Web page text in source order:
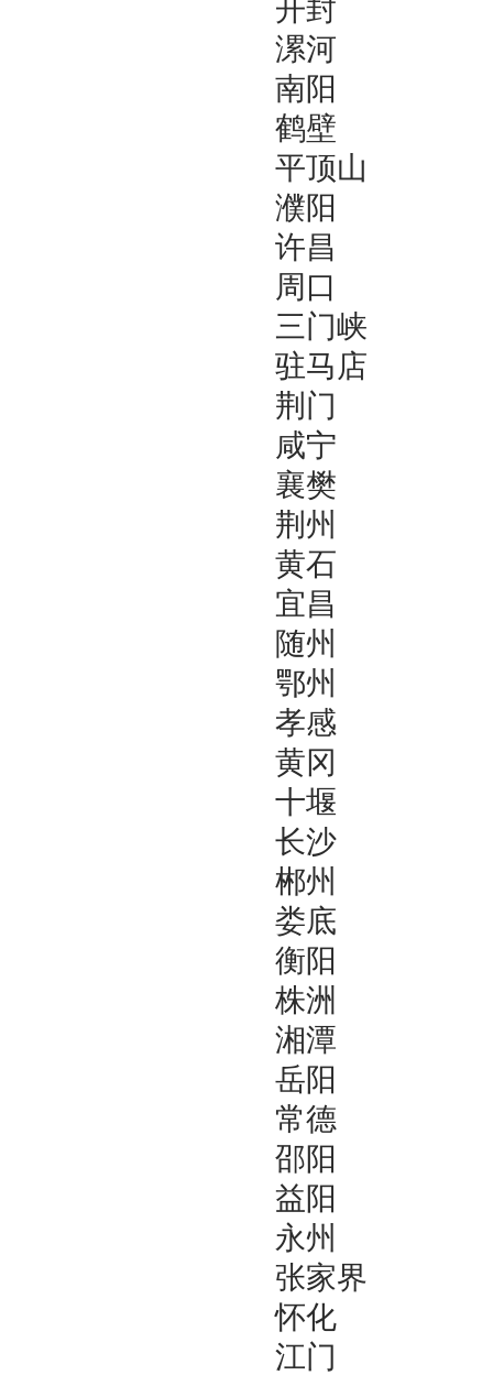
开封
漯河
南阳
鹤壁
平顶山
濮阳
许昌
周口
三门峡
驻马店
荆门
咸宁
襄樊
荆州
黄石
宜昌
随州
鄂州
孝感
黄冈
十堰
长沙
郴州
娄底
衡阳
株洲
湘潭
岳阳
常德
邵阳
益阳
永州
张家界
怀化
江门